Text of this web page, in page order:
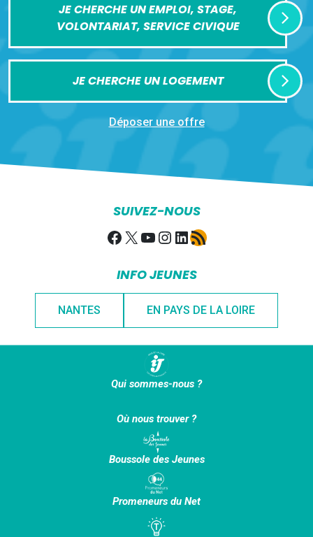
JE CHERCHE UN EMPLOI, STAGE,
VOLONTARIAT, SERVICE CIVIQUE
JE CHERCHE UN LOGEMENT
Déposer une offre
SUIVEZ-NOUS
Facebook
X YouTube
Instagram
LinkedIn
Flux RSS
INFO JEUNES
NANTES EN PAYS DE LA LOIRE
Qui sommes-nous ?
Où nous trouver ?
Boussole des Jeunes
Promeneurs du Net